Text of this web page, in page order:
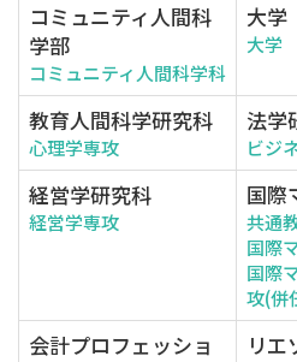
コミュニティ人間科
学部
コミュニティ人間科学科
大学
大学
教育人間科学研究科
心理学専攻
法学
ビジ
経営学研究科
経営学専攻
国際
共通
国際
国際
攻(併
会計プロフェッショ
リエ